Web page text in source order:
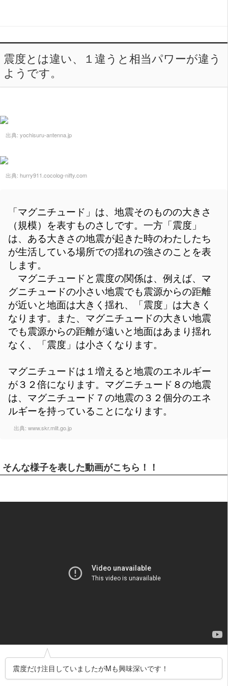
震度とは違い、１違うと相当パワーが違う
ようです。
出典: yochisuru-antenna.jp
出典: hurry911.cocolog-nifty.com
「マグニチュード」は、地震そのものの大きさ
（規模）を表すものさしです。一方「震度」
は、ある大きさの地震が起きた時のわたしたち
が生活している場所での揺れの強さのことを表
します。
マグニチュードと震度の関係は、例えば、マ
グニチュードの小さい地震でも震源からの距離
が近いと地面は大きく揺れ、「震度」は大きく
なります。また、マグニチュードの大きい地震
でも震源からの距離が遠いと地面はあまり揺れ
なく、「震度」は小さくなります。
マグニチュードは１増えると地震のエネルギー
が３２倍になります。マグニチュード８の地震
は、マグニチュード７の地震の３２個分のエネ
ルギーを持っていることになります。
出典: www.skr.mlit.go.jp
そんな様子を表した動画がこちら！！
震度だけ注目していましたがMも興味深いです！